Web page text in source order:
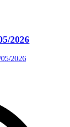
2026
2026